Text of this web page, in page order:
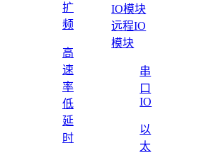
扩
频
高
速
率
低
延
时
远程IO
模块
串
口
IO
以
太